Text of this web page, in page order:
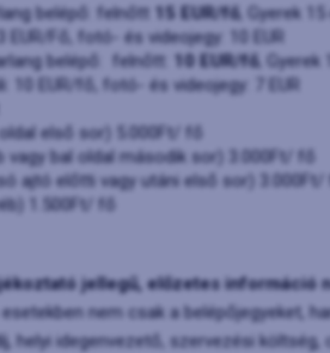
belépő: felnőtt 15 EUR/fő, Gyerek
EUR/Fő, fotó- és videojegy: 10 EUR
belépő: felnőtt:
10 EUR/fő, Gyerek
10 EUR/fő, fotó- és videojegy: 7 EUR
első sor) 5.000Ft/ fő
vagy bal oldal második sor) 3.000Ft/ fő
ajtó előtti vagy utáni első sor)
1.500Ft/ fő
jellegű, előzetes információ
nem csak a belépőjegyeket,
helyi idegenvezető, szervezési